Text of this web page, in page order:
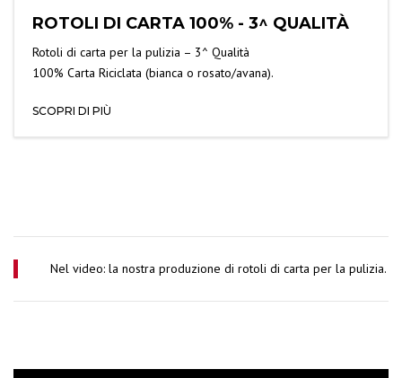
ROTOLI DI CARTA 100% - 3^ QUALITÀ
Rotoli di carta per la pulizia – 3^ Qualità
100% Carta Riciclata (bianca o rosato/avana).
SCOPRI DI PIÙ
Nel video: la nostra produzione di rotoli di carta per la pulizia.